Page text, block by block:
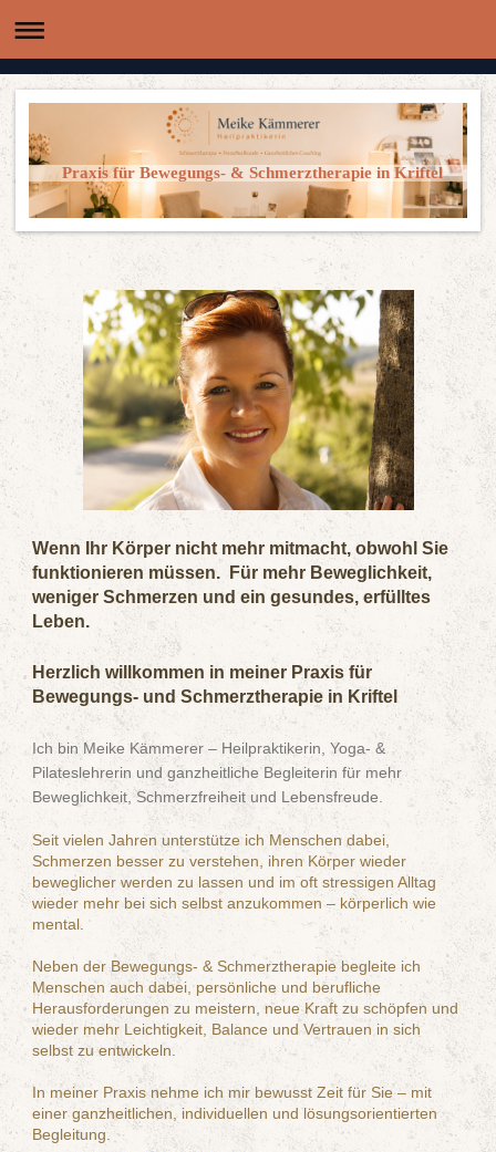
Praxis für Bewegungs- & Schmerztherapie in Kriftel
Wenn Ihr Körper nicht mehr mitmacht, obwohl Sie
funktionieren müssen. Für mehr Beweglichkeit,
weniger Schmerzen und ein gesundes, erfülltes
Leben.
Herzlich willkommen in meiner Praxis für
Bewegungs- und Schmerztherapie in Kriftel
Ich bin Meike Kämmerer – Heilpraktikerin, Yoga- &
Pilateslehrerin und ganzheitliche Begleiterin für mehr
Beweglichkeit, Schmerzfreiheit und Lebensfreude.
Seit vielen Jahren unterstütze ich Menschen dabei,
Schmerzen besser zu verstehen, ihren Körper wieder
beweglicher werden zu lassen und im oft stressigen Alltag
wieder mehr bei sich selbst anzukommen – körperlich wie
mental.
Neben der Bewegungs- & Schmerztherapie begleite ich
Menschen auch dabei, persönliche und berufliche
Herausforderungen zu meistern, neue Kraft zu schöpfen und
wieder mehr Leichtigkeit, Balance und Vertrauen in sich
selbst zu entwickeln.
In meiner Praxis nehme ich mir bewusst Zeit für Sie – mit
einer ganzheitlichen, individuellen und lösungsorientierten
Begleitung.